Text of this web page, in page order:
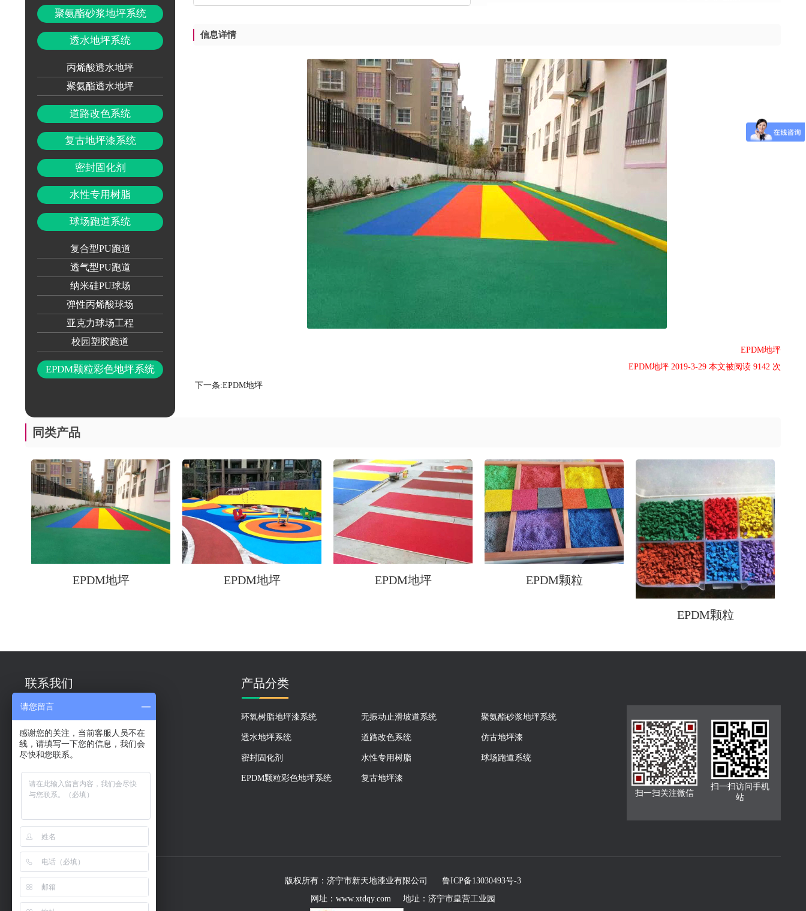
聚氨酯砂浆地坪系统
透水地坪系统
丙烯酸透水地坪
聚氨酯透水地坪
道路改色系统
复古地坪漆系统
密封固化剂
水性专用树脂
球场跑道系统
复合型PU跑道
透气型PU跑道
纳米硅PU球场
弹性丙烯酸球场
亚克力球场工程
校园塑胶跑道
EPDM颗粒彩色地坪系统
信息详情
EPDM地坪
EPDM地坪 2019-3-29 本文被阅读 9142 次
下一条:EPDM地坪
同类产品
EPDM地坪 EPDM地坪 EPDM地坪 EPDM颗粒
EPDM颗粒
联系我们
销售二部：18653797931
销售三部：18653792931
销售五部：13371258916
销售六部：15092627773
产品分类
环氧树脂地坪漆系统 无振动止滑坡道系统 聚氨酯砂浆地坪系统
透水地坪系统 道路改色系统 仿古地坪漆
密封固化剂 水性专用树脂 球场跑道系统
EPDM颗粒彩色地坪系统
复古地坪漆
扫一扫关注微信
扫一扫访问手机
站
版权所有： 济宁市新天地漆业有限公司
鲁ICP备13030493号-3
网址：www.xtdqy.com 地址：济宁市皇营工业园
请您留言
感谢您的关注，当前客服人员不在
线，请填写一下您的信息，我们会
尽快和您联系。